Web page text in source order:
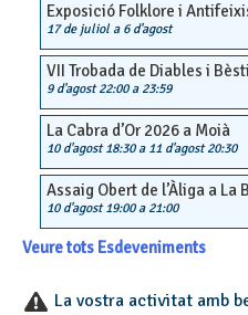
Exposició Folklore i
17 de juliola 6 d'agost
VII Trobada de Diables i
9 d'agost 22:00a 23:59
La Cabra d’Or 2026 a Moià
10 d'agost 18:30a 11 d'agost 20:30
Assaig Obert de l’Àliga a La
10 d'agost 19:00a 21:00
Veure tots Esdeveniments
La vostra activitat amb